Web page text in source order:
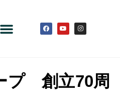
プ 創立70周